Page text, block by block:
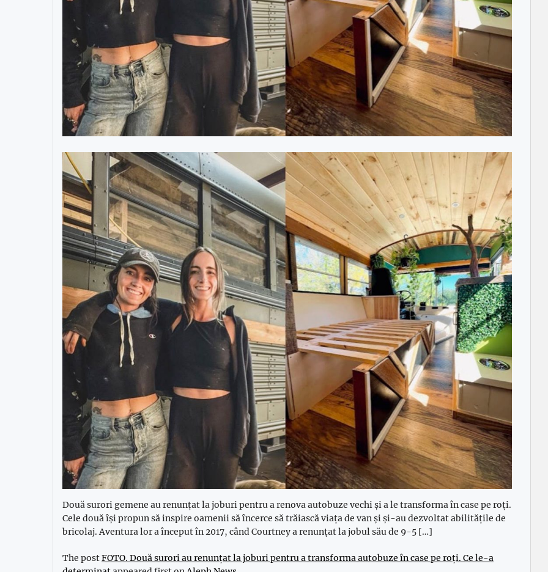
Două surori gemene au renunțat la joburi pentru a renova autobuze vechi și a le transforma în case pe roți.
Cele două își propun să inspire oamenii să încerce să trăiască viața de van și și-au dezvoltat abilitățile de
bricolaj. Aventura lor a început în 2017, când Courtney a renunțat la jobul său de 9-5 […]
The postFOTO. Două surori au renunțat la joburi pentru a transforma autobuze în case pe roți. Ce le-a